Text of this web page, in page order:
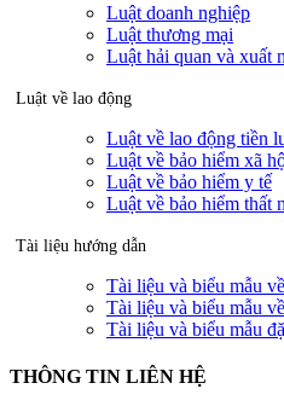
Luật doanh nghiệp
Luật thương mại
Luật hải quan và xuất
Luật về lao động
Luật về lao động tiền
Luật về bảo hiểm xã
Luật về bảo hiểm y tế
Luật về bảo hiểm thất
Tài liệu hướng dẫn
Tài liệu và biểu mẫu
Tài liệu và biểu mẫu
Tài liệu và biểu mẫu
THÔNG TIN LIÊN HỆ